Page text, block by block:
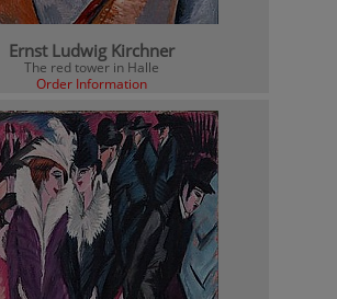
Ernst Ludwig Kirchner
The red tower in Halle
Order Information